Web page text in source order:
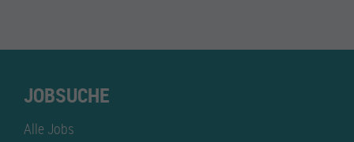
JOBSUCHE
Alle Jobs